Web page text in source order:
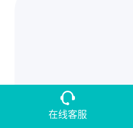
一线有数据
在线客服